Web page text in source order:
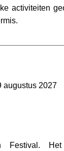
activiteiten
augustus 2027
Het